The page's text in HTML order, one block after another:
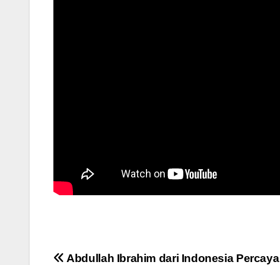
Abdullah Ibrahim dari Indonesia Percaya